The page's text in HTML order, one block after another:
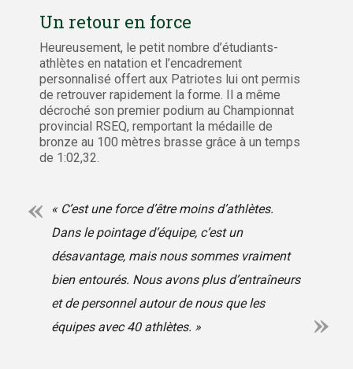
Un retour en force
Heureusement, le petit nombre d’étudiants-
athlètes en natation et l’encadrement
personnalisé offert aux Patriotes lui ont permis
de retrouver rapidement la forme. Il a même
décroché son premier podium au Championnat
provincial RSEQ, remportant la médaille de
bronze au 100 mètres brasse grâce à un temps
de 1:02,32.
« C’est une force d’être moins d’athlètes.
Dans le pointage d’équipe, c’est un
désavantage, mais nous sommes vraiment
bien entourés. Nous avons plus d’entraîneurs
et de personnel autour de nous que les
équipes avec 40 athlètes. »